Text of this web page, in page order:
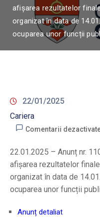
afișarea rezultatelor
organizat în data de
ocuparea unor funcții
22/01/2025
Cariera
Comentarii
22.01.2025 – Anunț nr.
afișarea rezultatelor
organizat în data de
ocuparea unor funcții
Anunț detaliat